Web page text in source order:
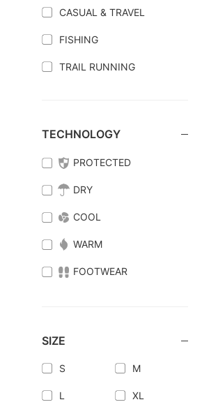
CASUAL & TRAVEL
FISHING
TRAIL RUNNING
TECHNOLOGY
PROTECTED
DRY
COOL
WARM
FOOTWEAR
SIZE
S M
L XL